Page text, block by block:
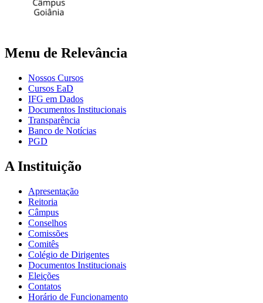
Menu de Relevância
Nossos Cursos
Cursos EaD
IFG em Dados
Documentos Institucionais
Transparência
Banco de Notícias
PGD
A Instituição
Apresentação
Reitoria
Câmpus
Conselhos
Comissões
Comitês
Colégio de Dirigentes
Documentos Institucionais
Eleições
Contatos
Horário de Funcionamento